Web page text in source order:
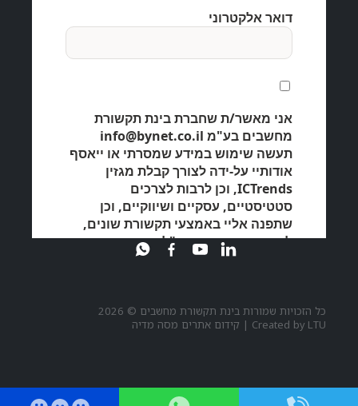
כל הזכויות שמורות בינת תקשורת מחשבים © 2026
Created by LTU
| קידום אתרים מסה מדיה